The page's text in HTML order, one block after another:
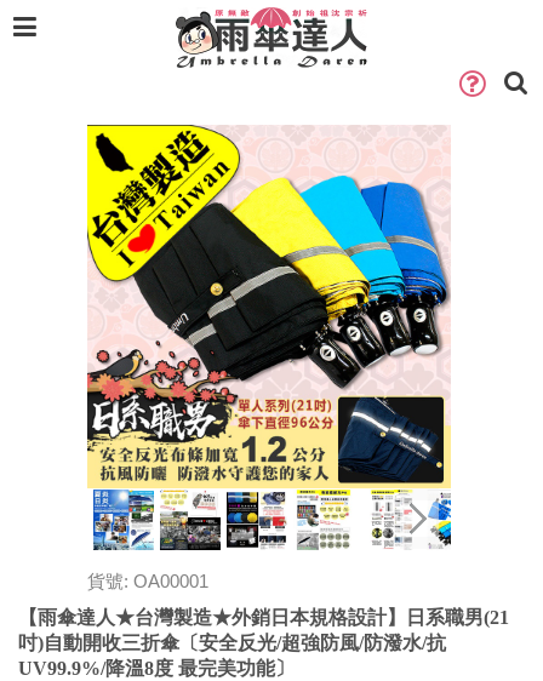
貨號: OA00001
【雨傘達人★台灣製造★外銷日本規格設計】日系職男(21
吋)自動開收三折傘〔安全反光/超強防風/防潑水/抗
UV99.9%/降溫8度 最完美功能〕